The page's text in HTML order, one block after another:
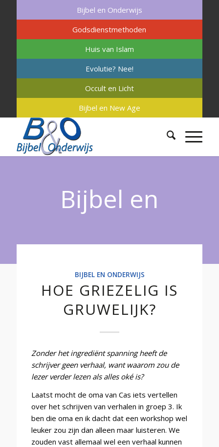
Bijbel en Onderwijs
Godsdienstmethoden
Huis van Islam
Evolutie? Nee!
Occult en Licht
Bijbel en New Age
Bijbel en
Onderwijs
BIJBEL EN ONDERWIJS
HOE GRIEZELIG IS
GRUWELIJK?
Zonder het ingrediënt spanning heeft de
schrijver geen verhaal, want waarom zou de
lezer verder lezen als alles oké is?
Laatst mocht de oma van Cas iets vertellen
over het schrijven van verhalen in groep 3. Ik
ben die oma en ik dacht dat een workshop wel
leuker zou zijn dan alleen maar luisteren. We
zouden vast allemaal wel een verhaal kunnen